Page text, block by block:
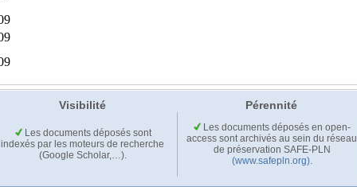
Visibilité Pérennité
Les documents déposés sont
indexés par les moteurs de recherche
(Google Scholar,…).
Les documents déposés en open-
access sont archivés au sein du réseau
de préservation SAFE-PLN
(www.safepln.org).